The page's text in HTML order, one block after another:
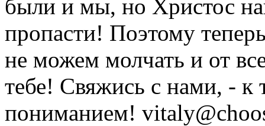
были и мы, но Христос
пропасти! Поэтому
не можем молчать и от
тебе! Свяжись с нами, - к
пониманием!